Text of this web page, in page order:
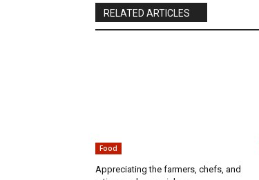
RELATED ARTICLES
Food
Appreciating the farmers, chefs, and